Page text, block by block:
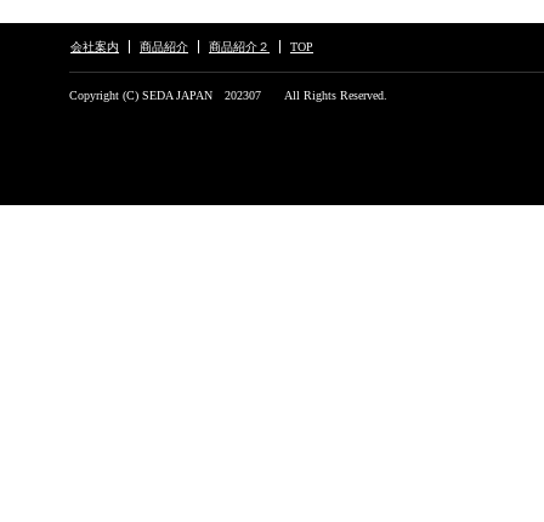
会社案内 商品紹介 商品紹介２ TOP
Copyright (C) SEDA JAPAN 202307 All Rights Reserved.